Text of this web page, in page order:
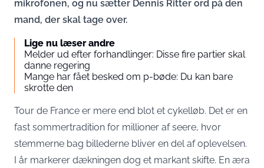
mikrofonen, og nu sætter Dennis Ritter ord på den
mand, der skal tage over.
Lige nu læser andre
Melder ud efter forhandlinger: Disse fire partier skal
danne regering
Mange har fået besked om p-bøde: Du kan bare
skrotte den
Tour de France er mere end blot et cykelløb. Det er en
fast sommertradition for millioner af seere, hvor
stemmerne bag billederne bliver en del af oplevelsen.
I år markerer dækningen dog et markant skifte. En æra